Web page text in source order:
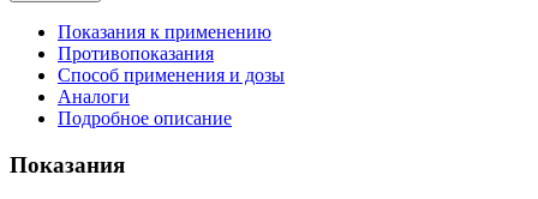
Показания к применению
Противопоказания
Способ применения и дозы
Аналоги
Подробное описание
Показания